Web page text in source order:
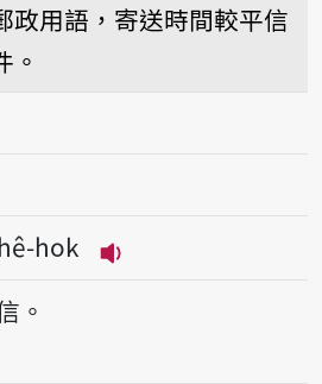
政用語，寄送時間較平信
。
hok
播放音讀huê-hok/
。